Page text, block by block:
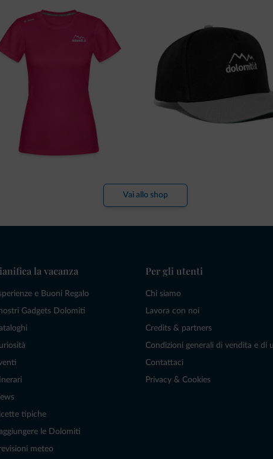
Vai allo shop
la vacanza
e Buoni Regalo
nostri Gadgets Dolomiti
tipiche
le Dolomiti
meteo
Per gli utenti
Chi siamo
Lavora con noi
Credits & partners
Condizioni generali di vendita e di
Contattaci
Privacy & Cookies